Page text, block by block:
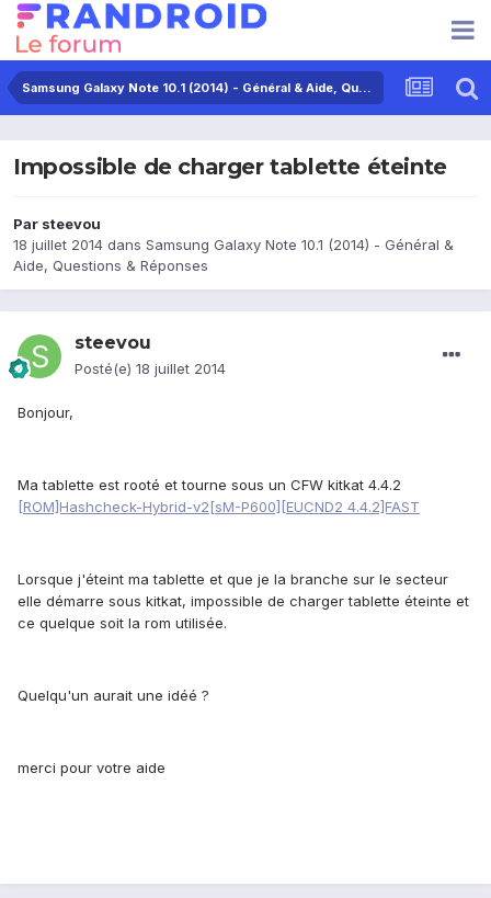
Samsung Galaxy Note 10.1 (2014) - Général & Aide, Questions & Réponses
Impossible de charger tablette éteinte
Par steevou
18 juillet 2014 dans Samsung Galaxy Note 10.1 (2014) - Général &
Aide, Questions & Réponses
steevou
Posté(e) 18 juillet 2014
Bonjour,
Ma tablette est rooté et tourne sous un CFW kitkat 4.4.2
[ROM]Hashcheck-Hybrid-v2[sM-P600][EUCND2 4.4.2]FAST
Lorsque j'éteint ma tablette et que je la branche sur le secteur
elle démarre sous kitkat, impossible de charger tablette éteinte et
ce quelque soit la rom utilisée.
Quelqu'un aurait une idéé ?
merci pour votre aide